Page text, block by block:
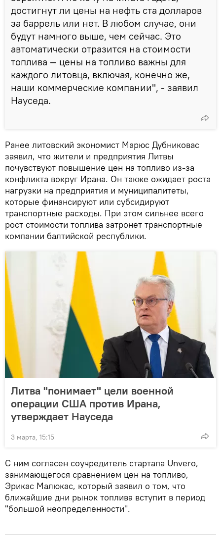
достигнут ли цены на нефть ста долларов
за баррель или нет. В любом случае, они
будут намного выше, чем сейчас. Это
автоматически отразится на стоимости
топлива — цены на топливо важны для
каждого литовца, включая, конечно же,
наши коммерческие компании", - заявил
Науседа.
Ранее литовский экономист Марюс Дубниковас
заявил, что жители и предприятия Литвы
почувствуют повышение цен на топливо из-за
конфликта вокруг Ирана. Он также ожидает роста
нагрузки на предприятия и муниципалитеты,
которые финансируют или субсидируют
транспортные расходы. При этом сильнее всего
рост стоимости топлива затронет транспортные
компании балтийской республики.
Литва "понимает" цели военной
операции США против Ирана,
утверждает Науседа
3 марта, 15:15
С ним согласен соучредитель стартапа Unvero,
занимающегося сравнением цен на топливо,
Эрикас Малюкас, который заявил о том, что
ближайшие дни рынок топлива вступит в период
"большой неопределенности".